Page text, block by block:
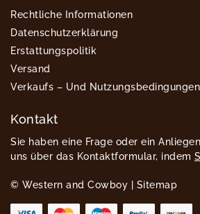
Rechtliche Informationen
Datenschutzerklärung
Erstattungspolitik
Versand
Verkaufs – Und Nutzungsbedingungen
Kontakt
Sie haben eine Frage oder ein
uns über das Kontaktformular, indem
© Western and Cowboy | Sitemap